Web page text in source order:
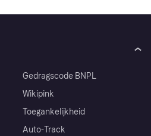
Gedragscode BNPL
Wikipink
Toegankelijkheid
Auto-Track